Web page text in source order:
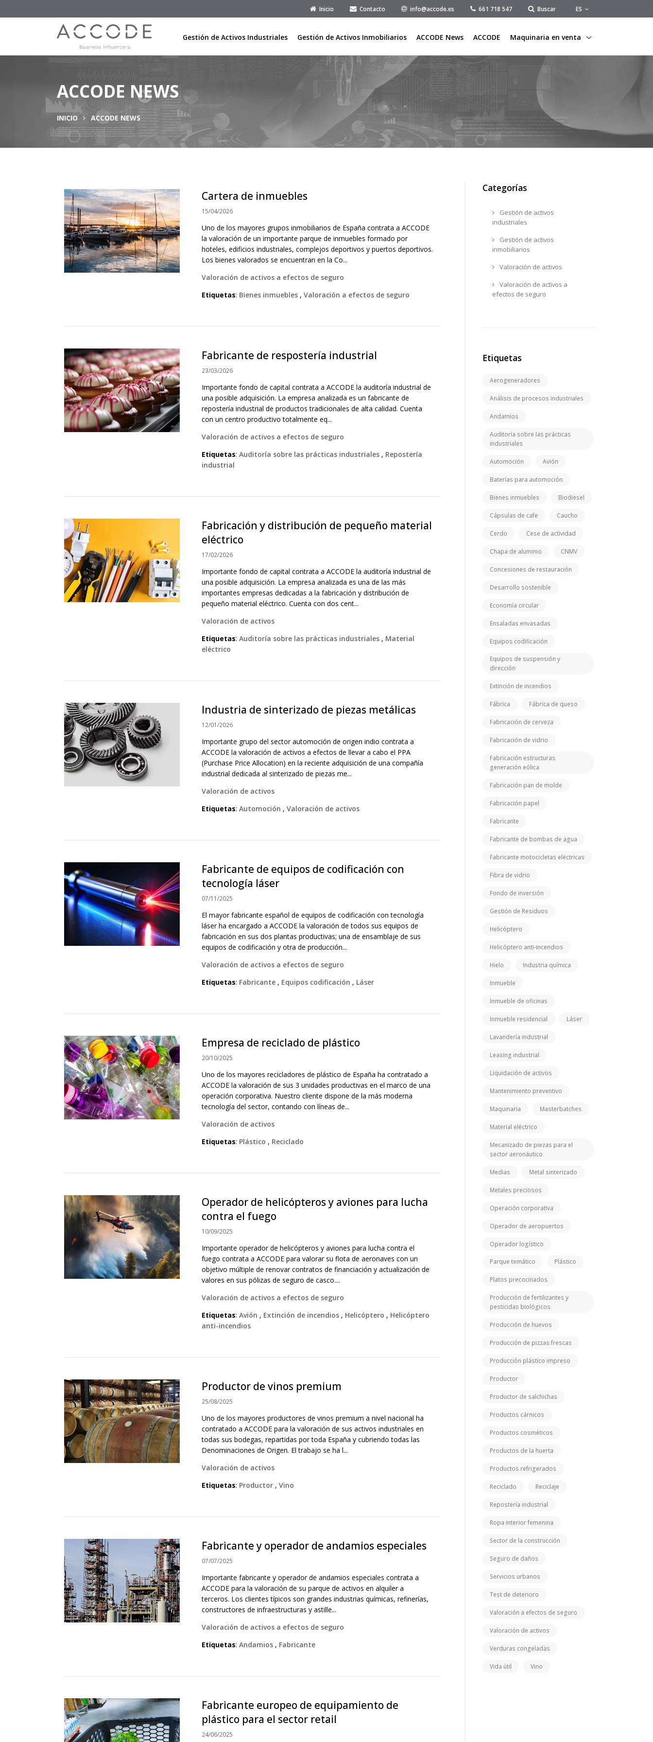
Inicio Contacto info@accode.es 661 718 547 Buscar ES
Gestión de Activos Industriales Gestión de Activos Inmobiliarios ACCODE News ACCODE Maquinaria en venta
ACCODE NEWS
INICIO ACCODE NEWS
Cartera de inmuebles
15/04/2026
Uno de los mayores grupos inmobiliarios de España contrata a ACCODE
la valoración de un importante parque de inmuebles formado por
hoteles, edificios industriales, complejos deportivos y puertos deportivos.
Los bienes valorados se encuentran en la Co...
Valoración de activos a efectos de seguro
Etiquetas: Bienes inmuebles ,Valoración a efectos de seguro
Fabricante de respostería industrial
23/03/2026
Importante fondo de capital contrata a ACCODE la auditoría industrial de
una posible adquisición. La empresa analizada es un fabricante de
repostería industrial de productos tradicionales de alta calidad. Cuenta
con un centro productivo totalmente eq...
Valoración de activos a efectos de seguro
Etiquetas:Auditoría sobre las prácticas industriales , Repostería
industrial
Fabricación y distribución de pequeño material
eléctrico
17/02/2026
Importante fondo de capital contrata a ACCODE la auditoría industrial de
una posible adquisición. La empresa analizada es una de las más
importantes empresas dedicadas a la fabricación y distribución de
pequeño material eléctrico. Cuenta con dos cent...
Valoración de activos
Etiquetas:Auditoría sobre las prácticas industriales , Material
eléctrico
Industria de sinterizado de piezas metálicas
12/01/2026
Importante grupo del sector automoción de origen indio contrata a
ACCODE la valoración de activos a efectos de llevar a cabo el PPA
(Purchase Price Allocation) en la reciente adquisición de una compañía
industrial dedicada al sinterizado de piezas me...
Valoración de activos
Etiquetas:Automoción ,Valoración de activos
Fabricante de equipos de codificación con
tecnología láser
07/11/2025
El mayor fabricante español de equipos de codificación con tecnología
láser ha encargado a ACCODE la valoración de todos sus equipos de
fabricación en sus dos plantas productivas; una de ensamblaje de sus
equipos de codificación y otra de producción...
Valoración de activos a efectos de seguro
Etiquetas: Fabricante , Equipos codificación , Láser
Empresa de reciclado de plástico
20/10/2025
Uno de los mayores recicladores de plástico de España ha contratado a
ACCODE la valoración de sus 3 unidades productivas en el marco de una
operación corporativa. Nuestro cliente dispone de la más moderna
tecnología del sector, contando con líneas de...
Valoración de activos
Etiquetas: Plástico , Reciclado
Operador de helicópteros y aviones para lucha
contra el fuego
10/09/2025
Importante operador de helicópteros y aviones para lucha contra el
fuego contrata a ACCODE para valorar su flota de aeronaves con un
objetivo múltiple de renovar contratos de financiación y actualización de
valores en sus pólizas de seguro de casco....
Valoración de activos a efectos de seguro
Etiquetas:Avión , Extinción de incendios , Helicóptero , Helicóptero
anti-incendios
Productor de vinos premium
25/08/2025
Uno de los mayores productores de vinos premium a nivel nacional ha
contratado a ACCODE para la valoración de sus activos industriales en
todas sus bodegas, repartidas por toda España y cubriendo todas las
Denominaciones de Origen. El trabajo se ha l...
Valoración de activos
Etiquetas: Productor ,Vino
Fabricante y operador de andamios especiales
07/07/2025
Importante fabricante y operador de andamios especiales contrata a
ACCODE para la valoración de su parque de activos en alquiler a
terceros. Los clientes típicos son grandes industrias químicas, refinerías,
constructores de infraestructuras y astille...
Valoración de activos a efectos de seguro
Etiquetas:Andamios , Fabricante
Fabricante europeo de equipamiento de
plástico para el sector retail
24/06/2025
Categorías
Gestión de activos
industriales
Gestión de activos
inmobiliarios
Valoración de activos
Valoración de activos a
efectos de seguro
Etiquetas
Aerogeneradores
Análisis de procesos industriales
Andamios
Auditoría sobre las prácticas
industriales
Automoción Avión
Baterías para automoción
Bienes inmuebles Biodiesel
Cápsulas de cafe Caucho
Cerdo Cese de actividad
Chapa de aluminio CNMV
Concesiones de restauración
Desarrollo sostenible
Economía circular
Ensaladas envasadas
Equipos codificación
Equipos de suspensión y
dirección
Extinción de incendios
Fábrica Fábrica de queso
Fabricación de cerveza
Fabricación de vidrio
Fabricación estructuras
generación eólica
Fabricación pan de molde
Fabricación papel
Fabricante
Fabricante de bombas de agua
Fabricante motocicletas eléctricas
Fibra de vidrio
Fondo de inversión
Gestión de Residuos
Helicóptero
Helicóptero anti-incendios
Hielo Industria química
Inmueble
Inmueble de oficinas
Inmueble residencial Láser
Lavandería industrial
Leasing industrial
Liquidación de activos
Mantenimiento preventivo
Maquinaria Masterbatches
Material eléctrico
Mecanizado de piezas para el
sector aeronáutico
Medias Metal sinterizado
Metales preciosos
Operación corporativa
Operador de aeropuertos
Operador logístico
Parque temático Plástico
Platos precocinados
Producción de fertilizantes y
pesticidas biológicos
Producción de huevos
Producción de pizzas frescas
Producción plástico impreso
Productor
Productor de salchichas
Productos cárnicos
Productos cosméticos
Productos de la huerta
Productos refrigerados
Reciclado Reciclaje
Repostería industrial
Ropa interior femenina
Sector de la construcción
Seguro de daños
Servicios urbanos
Test de deterioro
Valoración a efectos de seguro
Valoración de activos
Verduras congeladas
Vida útil Vino